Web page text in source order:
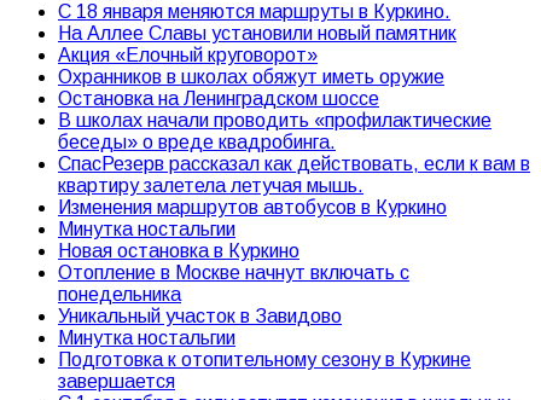
С 18 января меняются маршруты в Куркино.
На Аллее Славы установили новый памятник
Акция «Елочный круговорот»
Охранников в школах обяжут иметь оружие
Остановка на Ленинградском шоссе
В школах начали проводить «профилактические
беседы» о вреде квадробинга.
СпасРезерв рассказал как действовать, если к вам в
квартиру залетела летучая мышь.
Изменения маршрутов автобусов в Куркино
Минутка ностальгии
Новая остановка в Куркино
Отопление в Москве начнут включать с
понедельника
Уникальный участок в Завидово
Минутка ностальгии
Подготовка к отопительному сезону в Куркине
завершается